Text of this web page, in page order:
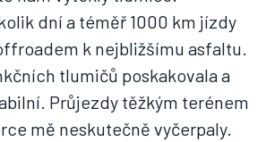
dní a téměř 1000 km jízdy
k nejbližšímu asfaltu.
tlumičů poskakovala a
Průjezdy těžkým terénem
mě neskutečně vyčerpaly.